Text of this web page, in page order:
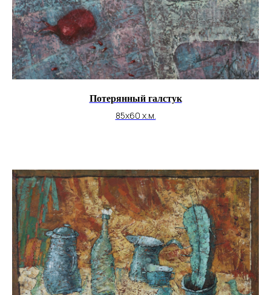
Потерянный галстук
85х60 х.м.